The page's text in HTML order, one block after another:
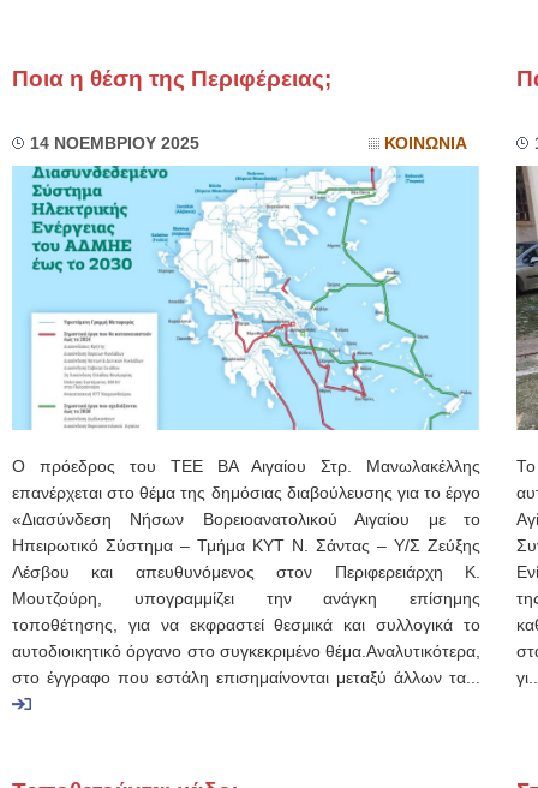
Ποια η θέση της Περιφέρειας;
14 ΝΟΕΜΒΡΙΟΥ 2025 ΚΟΙΝΩΝΙΑ
Ο πρόεδρος του ΤΕΕ ΒΑ Αιγαίου Στρ. Μανωλακέλλης
επανέρχεται στο θέμα της δημόσιας διαβούλευσης για το έργο
«Διασύνδεση Νήσων Βορειοανατολικού Αιγαίου με το
Ηπειρωτικό Σύστημα – Τμήμα ΚΥΤ Ν. Σάντας – Υ/Σ Ζεύξης
Λέσβου και απευθυνόμενος στον Περιφερειάρχη Κ.
Μουτζούρη, υπογραμμίζει την ανάγκη επίσημης
τοποθέτησης, για να εκφραστεί θεσμικά και συλλογικά το
αυτοδιοικητικό όργανο στο συγκεκριμένο θέμα.Αναλυτικότερα,
στο έγγραφο που εστάλη επισημαίνονται μεταξύ άλλων τα...
Το